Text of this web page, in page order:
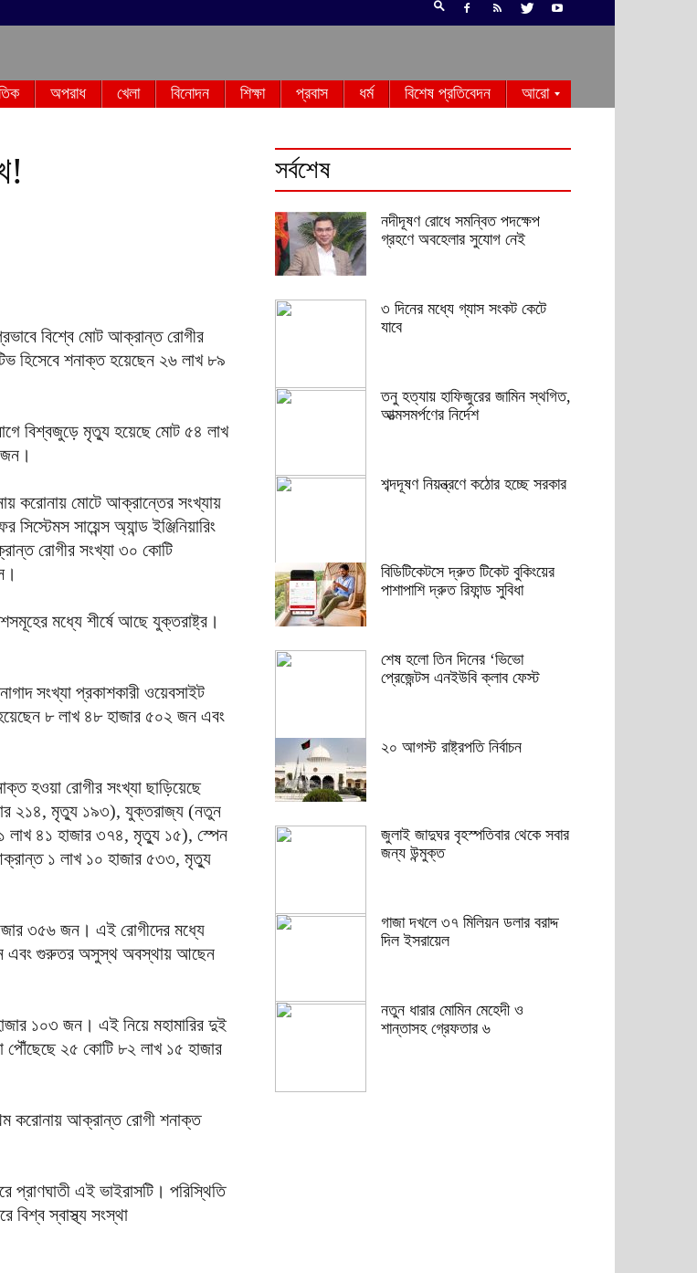
অপরাধ খেলা বিনোদন শিক্ষা প্রবাস ধর্ম বিশেষ প্রতিবেদন আরো
বিশ্বে মোট আক্রান্ত রোগীর
হিসেবে শনাক্ত হয়েছেন ২৬ লাখ ৮৯
বিশ্বজুড়ে মৃত্যু হয়েছে মোট ৫৪ লাখ
জন।
করোনায় মোটে আক্রান্তের সংখ্যায়
সায়েন্স অ্যান্ড ইঞ্জিনিয়ারিং
রোগীর সংখ্যা ৩০ কোটি
মধ্যে শীর্ষে আছে যুক্তরাষ্ট্র।
সংখ্যা প্রকাশকারী ওয়েবসাইট
হয়েছেন ৮ লাখ ৪৮ হাজার ৫০২ জন এবং
হওয়া রোগীর সংখ্যা ছাড়িয়েছে
২১৪, ‍মৃত্যু ১৯৩), যুক্তরাজ্য (নতুন
৪১ হাজার ৩৭৪, ‍মৃত্যু ১৫), স্পেন
১ লাখ ১০ হাজার ৫৩৩, মৃত্যু
৩৫৬ জন। এই রোগীদের মধ্যে
এবং গুরুতর অসুস্থ অবস্থায় আছেন
১০৩ জন। এই নিয়ে মহামারির দুই
২৫ কোটি ৮২ লাখ ১৫ হাজার
করোনায় আক্রান্ত রোগী শনাক্ত
এই ভাইরাসটি। পরিস্থিতি
বিশ্ব স্বাস্থ্য সংস্থা
সর্বশেষ
নদীদূষণ রোধে সমন্বিত পদক্ষেপ
গ্রহণে অবহেলার সুযোগ নেই
৩ দিনের মধ্যে গ্যাস সংকট কেটে
যাবে
তনু হত্যায় হাফিজুরের জামিন স্থগিত,
আত্মসমর্পণের নির্দেশ
শব্দদূষণ নিয়ন্ত্রণে কঠোর হচ্ছে সরকার
বিডিটিকেটসে দ্রুত টিকেট বুকিংয়ের
পাশাপাশি দ্রুত রিফান্ড সুবিধা
শেষ হলো তিন দিনের ‘ভিভো
প্রেজেন্টস এনইউবি ক্লাব ফেস্ট
২০ আগস্ট রাষ্ট্রপতি নির্বাচন
জুলাই জাদুঘর বৃহস্পতিবার থেকে সবার
জন্য উন্মুক্ত
গাজা দখলে ৩৭ মিলিয়ন ডলার বরাদ্দ
দিল ইসরায়েল
নতুন ধারার মোমিন মেহেদী ও
শান্তাসহ গ্রেফতার ৬